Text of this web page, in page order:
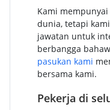
Kami
dunia, tetapi
jawatan untuk
berbangga
pasukan kami
bersama kami.
Pekerja di